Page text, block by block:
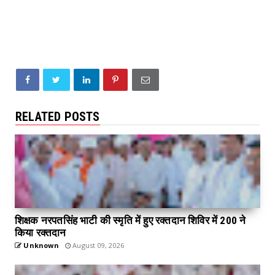
RELATED POSTS
शिक्षक नरपतसिंह भाटी की स्मृति में हुए रक्तदान शिविर में 200 ने
किया रक्तदान
Unknown August 09, 2026